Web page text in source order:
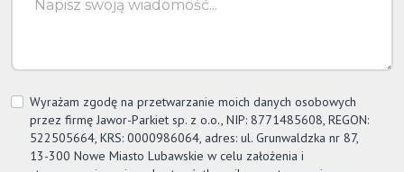
Wyrażam zgodę na przetwarzanie moich danych osobowych
przez firmę Jawor-Parkiet sp. z o.o., NIP: 8771485608, REGON:
522505664, KRS: 0000986064, adres: ul. Grunwaldzka nr 87,
13-300 Nowe Miasto Lubawskie w celu założenia i